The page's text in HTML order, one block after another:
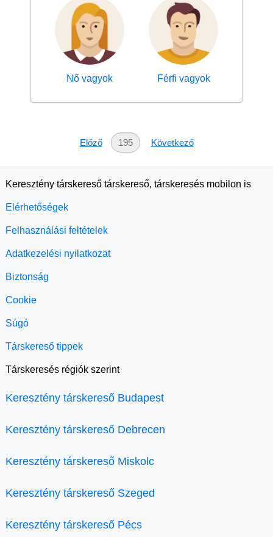
Nő vagyok Férfi vagyok
Előző 195 Következő
Keresztény társkereső társkereső, társkeresés mobilon is
Elérhetőségek
Felhasználási feltételek
Adatkezelési nyilatkozat
Biztonság
Cookie
Súgó
Társkereső tippek
Társkeresés régiók szerint
Keresztény társkereső Budapest
Keresztény társkereső Debrecen
Keresztény társkereső Miskolc
Keresztény társkereső Szeged
Keresztény társkereső Pécs